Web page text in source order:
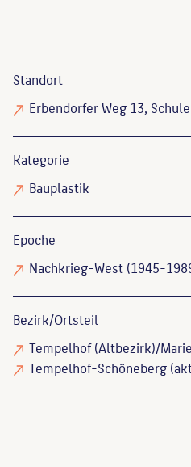
Standort
Erbendorfer Weg 13, Schule
Kategorie
Bauplastik
Epoche
Nachkrieg-West (1945-
Bezirk/Ortsteil
Tempelhof (Altbezirk)/
Tempelhof-Schöneberg